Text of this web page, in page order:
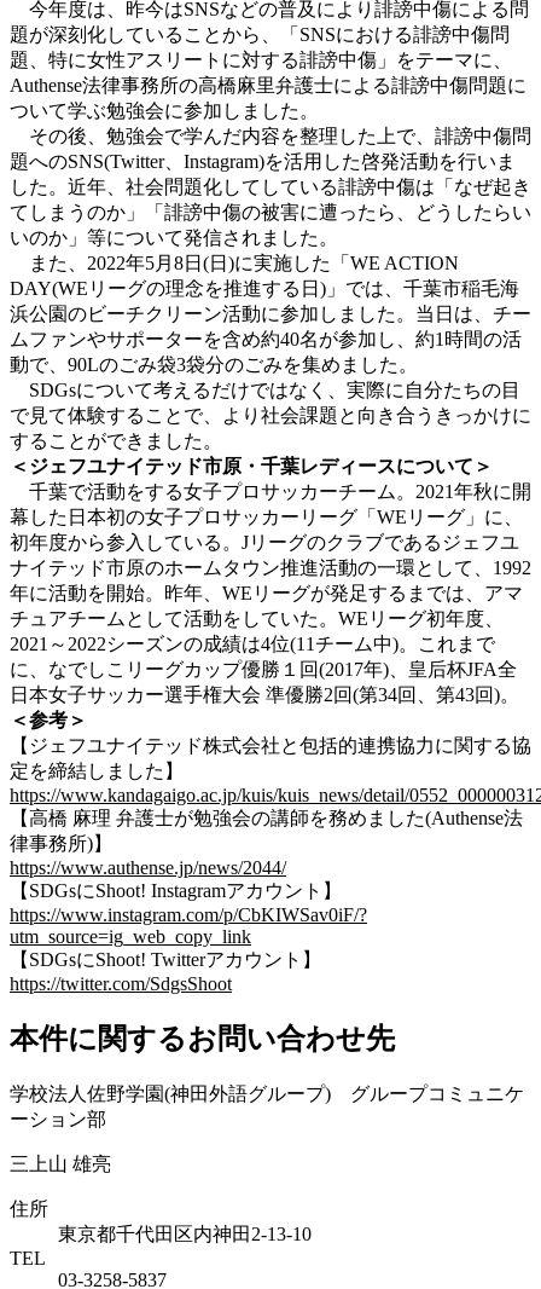
今年度は、昨今はSNSなどの普及により誹謗中傷による問
題が深刻化していることから、「SNSにおける誹謗中傷問
題、特に女性アスリートに対する誹謗中傷」をテーマに、
Authense法律事務所の高橋麻里弁護士による誹謗中傷問題に
ついて学ぶ勉強会に参加しました。
その後、勉強会で学んだ内容を整理した上で、誹謗中傷問
題へのSNS(Twitter、Instagram)を活用した啓発活動を行いま
した。近年、社会問題化してしている誹謗中傷は「なぜ起き
てしまうのか」「誹謗中傷の被害に遭ったら、どうしたらい
いのか」等について発信されました。
また、2022年5月8日(日)に実施した「WE ACTION
DAY(WEリーグの理念を推進する日)」では、千葉市稲毛海
浜公園のビーチクリーン活動に参加しました。当日は、チー
ムファンやサポーターを含め約40名が参加し、約1時間の活
動で、90Lのごみ袋3袋分のごみを集めました。
SDGsについて考えるだけではなく、実際に自分たちの目
で見て体験することで、より社会課題と向き合うきっかけに
することができました。
＜ジェフユナイテッド市原・千葉レディースについて＞
千葉で活動をする女子プロサッカーチーム。2021年秋に開
幕した日本初の女子プロサッカーリーグ「WEリーグ」に、
初年度から参入している。Jリーグのクラブであるジェフユ
ナイテッド市原のホームタウン推進活動の一環として、1992
年に活動を開始。昨年、WEリーグが発足するまでは、アマ
チュアチームとして活動をしていた。WEリーグ初年度、
2021～2022シーズンの成績は4位(11チーム中)。これまで
に、なでしこリーグカップ優勝１回(2017年)、皇后杯JFA全
日本女子サッカー選手権大会 準優勝2回(第34回、第43回)。
＜参考＞
【ジェフユナイテッド株式会社と包括的連携協力に関する協
定を締結しました】
https://www.kandagaigo.ac.jp/kuis/kuis_news/detail/
【高橋 麻理 弁護士が勉強会の講師を務めました(Authense法
律事務所)】
https://www.authense.jp/news/2044/
【SDGsにShoot! Instagramアカウント】
https://www.instagram.com/p/CbKIWSav0iF/?
utm_source=ig_web_copy_link
【SDGsにShoot! Twitterアカウント】
https://twitter.com/SdgsShoot
本件に関するお問い合わせ先
学校法人佐野学園(神田外語グループ) グループコミュニケ
ーション部
三上山 雄亮
住所
東京都千代田区内神田2-13-10
TEL
03-3258-5837